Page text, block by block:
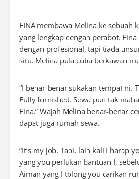
FINAmembawa Melina ke sebuah
yang lengkap dengan perabot.
dengan profesional, tapi tiada
situ. Melina pula cuba berkawan
“I benar-benar sukakan tempat ni.
Fully furnished. Sewa pun tak
Fina.” Wajah Melina benar-benar
dapat juga rumah sewa.
“It’s my job. Tapi, lain kali I harap
yang you perlukan bantuan I,
Aiman yang I tolong you carikan